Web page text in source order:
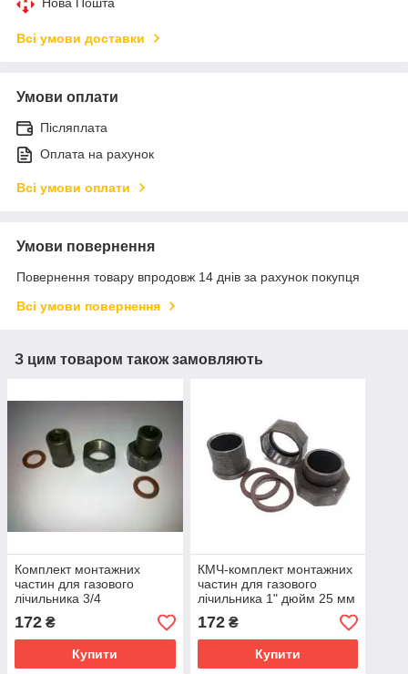
Всі умови доставки
Умови оплати
Післяплата
Оплата на рахунок
Всі умови оплати
Умови повернення
Повернення товару впродовж 14 днів за рахунок покупця
Всі умови повернення
З цим товаром також замовляють
Комплект монтажних
частин для газового
лічильника 3/4
172 ₴
Купити
КМЧ-комплект монтажних
частин для газового
лічильника 1" дюйм 25 мм
без КМЧ
172₴
Купити